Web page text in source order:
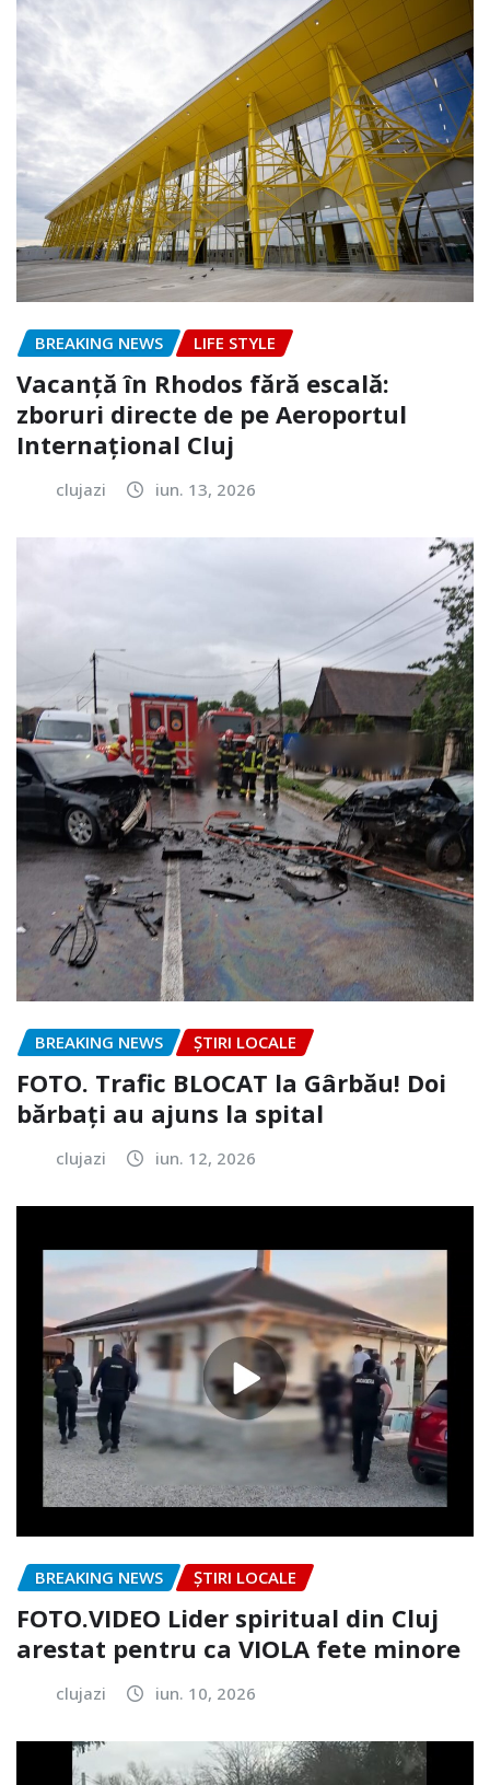
BREAKING NEWS LIFE STYLE
Vacanță în Rhodos fără escală:
zboruri directe de pe Aeroportul
Internațional Cluj
clujazi iun. 13, 2026
BREAKING NEWS ȘTIRI LOCALE
FOTO. Trafic BLOCAT la Gârbău! Doi
bărbați au ajuns la spital
clujazi iun. 12, 2026
BREAKING NEWS ȘTIRI LOCALE
FOTO.VIDEO Lider spiritual din Cluj
arestat pentru ca VIOLA fete minore
clujazi iun. 10, 2026